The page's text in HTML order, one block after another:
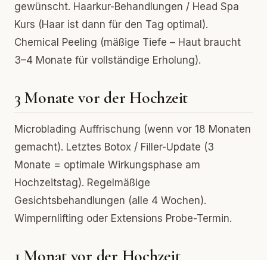
gewünscht. Haarkur-Behandlungen / Head Spa
Kurs (Haar ist dann für den Tag optimal).
Chemical Peeling (mäßige Tiefe – Haut braucht
3–4 Monate für vollständige Erholung).
3 Monate vor der Hochzeit
Microblading Auffrischung (wenn vor 18 Monaten
gemacht). Letztes Botox / Filler-Update (3
Monate = optimale Wirkungsphase am
Hochzeitstag). Regelmäßige
Gesichtsbehandlungen (alle 4 Wochen).
Wimpernlifting oder Extensions Probe-Termin.
1 Monat vor der Hochzeit